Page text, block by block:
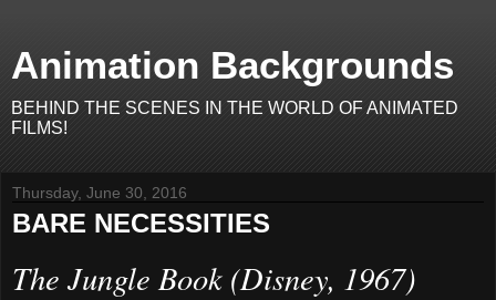
Animation Backgrounds
BEHIND THE SCENES IN THE WORLD OF ANIMATED
FILMS!
Thursday, June 30, 2016
BARE NECESSITIES
The Jungle Book (Disney, 1967)